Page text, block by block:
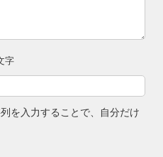
字
を入力することで、自分だけ